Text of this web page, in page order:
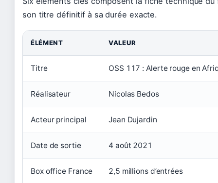
son titre définitif à sa durée exacte.
ÉLÉMENT VALEUR
Titre OSS 117 : Alerte rouge en
Réalisateur Nicolas Bedos
Acteur principal Jean Dujardin
Date de sortie 4 août 2021
Box office France 2,5 millions d’entrées